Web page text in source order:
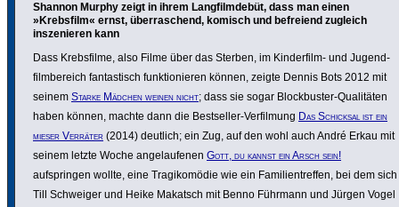
Shannon Murphy zeigt in ihrem Langfilmdebüt, dass man einen
»Krebsfilm« ernst, überraschend, komisch und befreiend zugleich
inszenieren kann
Dass Krebs­filme, also Filme über das Sterben, im Kinder­film- und Jugend­
film­be­reich fantas­tisch funk­tio­nieren können, zeigte Dennis Bots 2012 mit
seinem Starke Mädchen weinen nicht; dass sie sogar Block­buster-Quali­täten
haben können, machte dann die Best­seller-Verfil­mung Das Schicksal ist ein
mieser Verräter (2014) deutlich; ein Zug, auf den wohl auch André Erkau mit
seinem letzte Woche ange­lau­fenen Gott, du kannst ein Arsch sein!
aufspringen wollte, eine Tragi­komödie wie ein Fami­li­en­treffen, bei dem sich
Till Schweiger und Heike Makatsch mit Benno Führmann und Jürgen Vogel